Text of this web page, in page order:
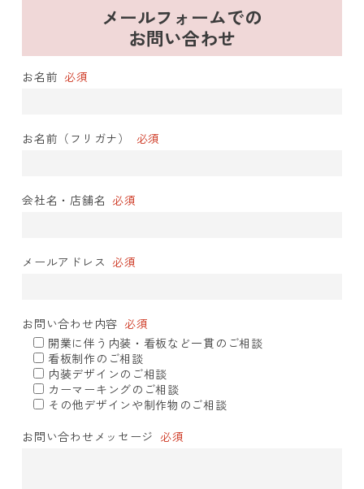
メールフォームでの
お問い合わせ
お名前 必須
お名前（フリガナ） 必須
会社名・店舗名 必須
メールアドレス 必須
お問い合わせ内容 必須
開業に伴う内装・看板など一貫のご相談
看板制作のご相談
内装デザインのご相談
カーマーキングのご相談
その他デザインや制作物のご相談
お問い合わせメッセージ 必須